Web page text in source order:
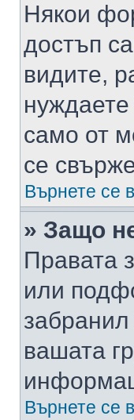
Някои
достъп
видите,
само от
се
Върнете се
» Защо
Правата
или
вашата
Върнете се